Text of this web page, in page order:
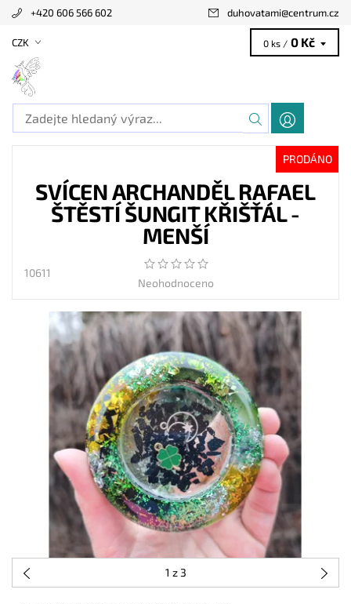
+420 606 566 602 duhovatami@centrum.cz
CZK 0 ks / 0 Kč
PRODÁNO
SVÍCEN ARCHANDĚL RAFAEL
ŠTĚSTÍ ŠUNGIT KŘIŠŤÁL -
MENŠÍ
10611
Neohodnoceno
1 z 3